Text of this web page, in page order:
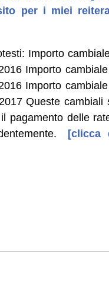
per i miei
Importo
Importo
Importo
Queste
pagamento delle
[clicca